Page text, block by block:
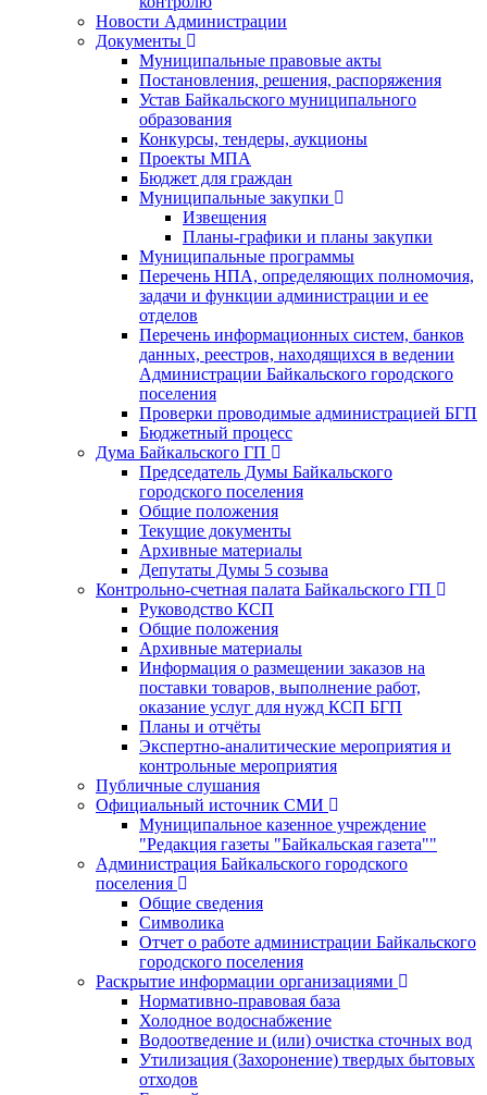
Новости Администрации
Документы
Муниципальные правовые акты
Постановления, решения, распоряжения
Устав Байкальского муниципального
образования
Конкурсы, тендеры, аукционы
Проекты МПА
Бюджет для граждан
Муниципальные закупки
Извещения
Планы-графики и планы закупки
Муниципальные программы
Перечень НПА, определяющих полномочия,
задачи и функции администрации и ее
отделов
Перечень информационных систем, банков
данных, реестров, находящихся в ведении
Администрации Байкальского городского
поселения
Проверки проводимые администрацией БГП
Бюджетный процесс
Дума Байкальского ГП
Председатель Думы Байкальского
городского поселения
Общие положения
Текущие документы
Архивные материалы
Депутаты Думы 5 созыва
Контрольно-счетная палата Байкальского ГП
Руководство КСП
Общие положения
Архивные материалы
Информация о размещении заказов на
поставки товаров, выполнение работ,
оказание услуг для нужд КСП БГП
Планы и отчёты
Экспертно-аналитические мероприятия и
контрольные мероприятия
Публичные слушания
Официальный источник СМИ
Муниципальное казенное учреждение
"Редакция газеты "Байкальская газета""
Администрация Байкальского городского
поселения
Общие сведения
Символика
Отчет о работе администрации Байкальского
городского поселения
Раскрытие информации организациями
Нормативно-правовая база
Холодное водоснабжение
Водоотведение и (или) очистка сточных вод
Утилизация (Захоронение) твердых бытовых
отходов